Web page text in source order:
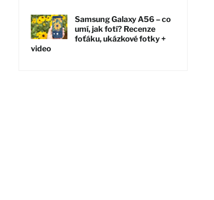
Samsung Galaxy A56 – co
umí, jak fotí? Recenze
foťáku, ukázkové fotky +
video